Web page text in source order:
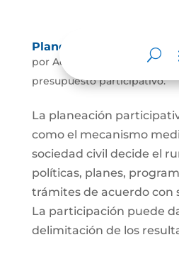
Planeación y
por Admin May 18, 2022|
presupuesto participativo.
La planeación
como el mecanismo
sociedad civil decide el
políticas, planes,
trámites de acuerdo con
La participación puede
delimitación de los